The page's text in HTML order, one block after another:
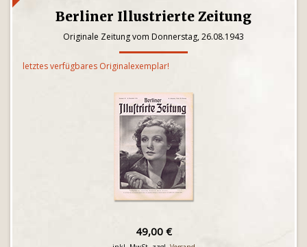
Berliner Illustrierte Zeitung
Originale Zeitung vom Donnerstag, 26.08.1943
letztes verfügbares Originalexemplar!
49,00 €